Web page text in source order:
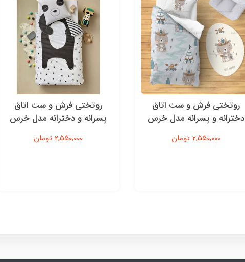
روتختی فرش و ست اتاق
دخترانه و پسرانه مدل خرس
2,550,000 تومان
روتختی فرش و ست اتاق
پسرانه و دخترانه مدل خرس
2,550,000 تومان